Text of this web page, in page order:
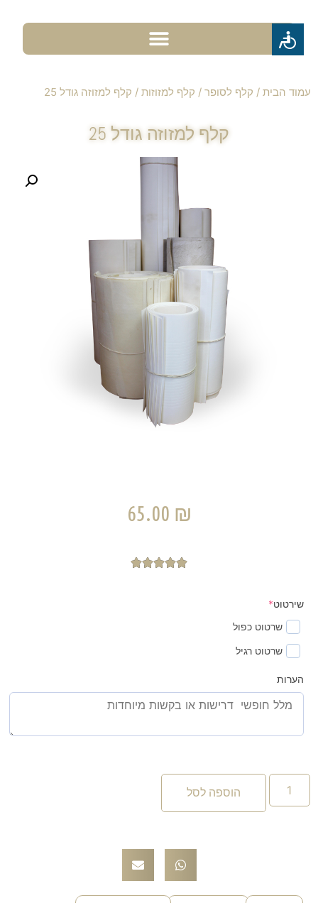
עמוד הבית / קלף לסופר / קלף למזוזות / קלף למזוזה גודל 25
65.00 ₪





שירטוט*
שרטוט כפול
שרטוט רגיל
הערות
הוספה לסל
קלף למזוזה גודל 25